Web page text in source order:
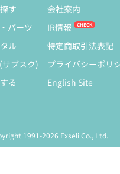
す
パーツ
ル
サブスク)
る
会社案内
IR情報
特定商取引法表記
プライバシーポリ
English Site
1991-2026 Exseli Co., Ltd.